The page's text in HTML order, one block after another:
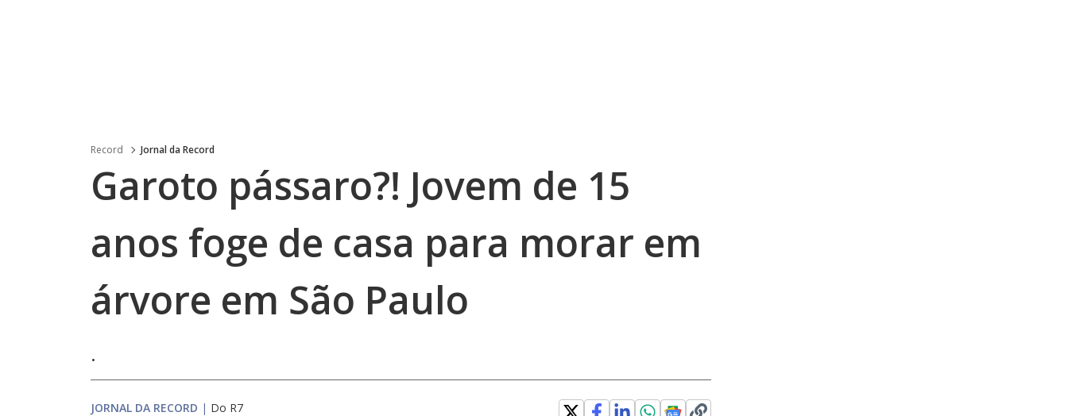
Record Jornal da Record
Garoto pássaro?! Jovem de 15
anos foge de casa para morar em
árvore em São Paulo
.
JORNAL DA RECORD | Do R7